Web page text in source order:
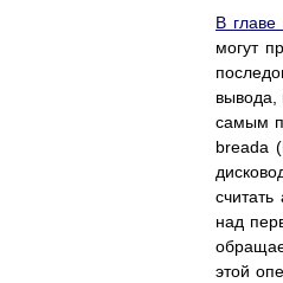
В главе
могут
вывода,
самым
breada
над
этой